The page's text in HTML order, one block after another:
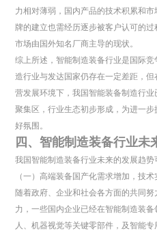
力相对薄弱，国内产品的技术积累和
牌的建立也需经历逐步被客户认可的
市场由国外知名厂商主导的现状。
综上所述，智能制造装备行业是国际
造行业与发达国家仍存在一定差距，
营发展环境下，我国智能装备制造行
聚集区，行业生态初步形成，为进一
好氛围。
四、智能制造装备行业未
我国智能制造装备行业未来的发展趋势
（一）高端装备国产化需求增加，技
随着政府、企业和社会各方面的共同
力，一些国内企业已经在智能制造装
人、机器视觉等关键零部件，及智能